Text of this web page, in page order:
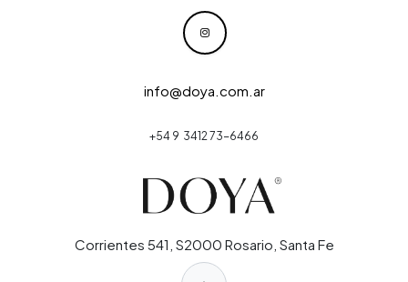
info@doya.com.ar
Corrientes 541, S2000 Rosario, Santa Fe
+54 9 3412 73-6466